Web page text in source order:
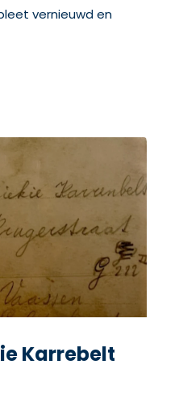
vernieuwd en
Karrebelt